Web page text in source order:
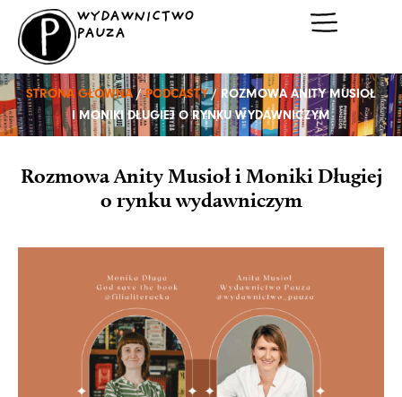
Przejdź
treści
WYDAWNICTWO
PAUZA
STRONA GŁÓWNA/PODCASTY/ ROZMOWA ANITY MUSIOŁ
I MONIKI DŁUGIEJ O RYNKU WYDAWNICZYM
Rozmowa Anity Musioł i Moniki Długiej
o rynku wydawniczym